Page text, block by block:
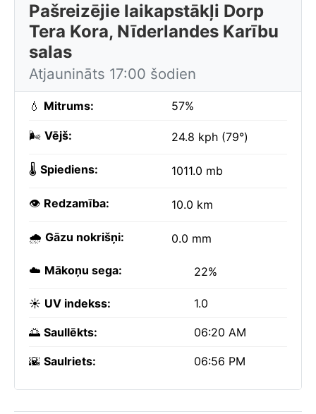
Pašreizējie laikapstākļi Dorp
Tera Kora, Nīderlandes Karību
salas
Atjaunināts 17:00 šodien
💧 Mitrums: 57%
🌬️ Vējš: 24.8 kph (79°)
🌡️ Spiediens: 1011.0 mb
👁️ Redzamība: 10.0 km
🌧️ Gāzu nokrišņi: 0.0 mm
☁️ Mākoņu sega: 22%
☀️ UV indekss: 1.0
🌅 Saullēkts: 06:20 AM
🌇 Saulriets: 06:56 PM